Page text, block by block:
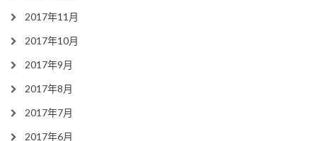
2017年11月
2017年10月
2017年9月
2017年8月
2017年7月
2017年6月